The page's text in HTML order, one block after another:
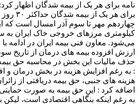
نامه برای هر یک از بیمه شدگان اظهار
برای هر
کیلومتری مرزهای خروجی خاک ایران
می‌شود. معاون فنی بیمه ایران در ادامه
حذف مالیات این بخش در محاسبه حق
: به رغم افزایش هزینه در بخش درمان و
هزینه های جنبی، حق بیمه دریافتی از
اضافه کرد : این حق بیمه به صورت
به رغم اینکه بنگاهی اقتصادی است، لیکن